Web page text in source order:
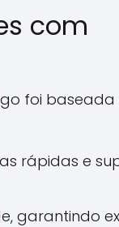
com
foi baseada
rápidas e
garantindo